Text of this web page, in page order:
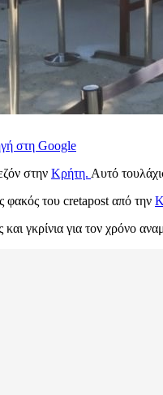
στη Google
στην Κρήτη. Αυτό
φακός του cretapost από την
γκρίνια για τον χρόνο